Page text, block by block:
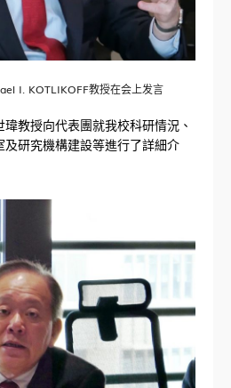
I. KOTLIKOFF教授在会上发言
教授向代表團就我校科研情況、
研究機構建設等進行了詳細介